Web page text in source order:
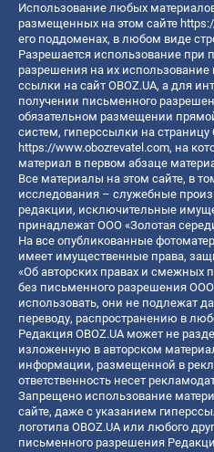
Использование любых
размещенных на этом сайте
его поддоменах, в любом виде
Разрешается использование при
разрешения на их использование
ссылки на сайт OBOZ.UA, а для
получении письменного
обязательном размещении
систем, гиперссылки на страницу
https://www.obozrevatel.com, на
материал в первом абзаце
Все материалы на этом сайте, в
исследования – служебные
редакции, исключительные
принадлежат ООО «Золотая
На все опубликованные
имеет имущественные права,
«Об авторских правах и смежных
без письменного разрешения ООО
использовать, они не подлежат
переводу, распространению в
Редакция OBOZ.UA может не
изложенную в авторском
информации, размещенной в
ответственность несет
Запрещено использование
сайте, даже с указанием
логотипа OBOZ.UA или любого
письменного разрешения